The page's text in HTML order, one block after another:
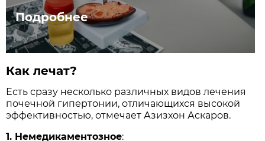
Подробнее
Как лечат?
Есть сразу несколько различных видов лечения
почечной гипертонии, отличающихся высокой
эффективностью, отмечает Азизхон Аскаров.
1. Немедикаментозное: